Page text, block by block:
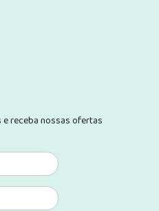
receba nossas ofertas